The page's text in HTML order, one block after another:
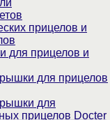
прицелов и
для прицелов и
для прицелов
для
прицелов Docter